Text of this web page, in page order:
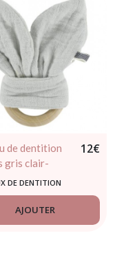
de dentition
gris clair-
12€
DE DENTITION
AJOUTER